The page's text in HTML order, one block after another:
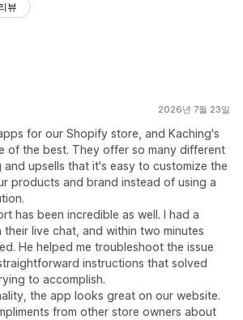
뷰
2026년 7월 23일
for our Shopify store, and Kaching's
of the best. They offer so many different
upsells that it's easy to customize the
products and brand instead of using a
has been incredible as well. I had a
live chat, and within two minutes
He helped me troubleshoot the issue
instructions that solved
to accomplish.
the app looks great on our website.
from other store owners about